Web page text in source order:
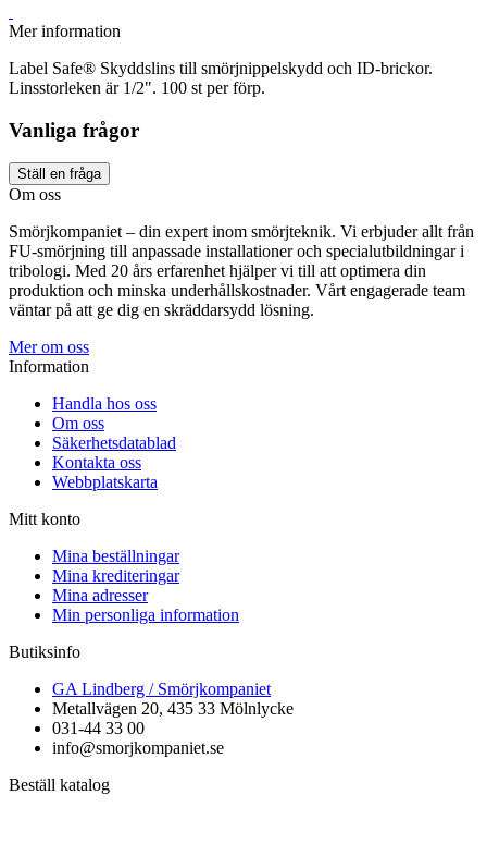
Mer information
Label Safe® Skyddslins till smörjnippelskydd och ID-brickor.
Linsstorleken är 1/2". 100 st per förp.
Vanliga frågor
Ställ en fråga
Om oss
Smörjkompaniet – din expert inom smörjteknik. Vi erbjuder allt från
FU-smörjning till anpassade installationer och specialutbildningar i
tribologi. Med 20 års erfarenhet hjälper vi till att optimera din
produktion och minska underhållskostnader. Vårt engagerade team
väntar på att ge dig en skräddarsydd lösning.
Mer om oss
Information
Handla hos oss
Om oss
Säkerhetsdatablad
Kontakta oss
Webbplatskarta
Mitt konto
Mina beställningar
Mina krediteringar
Mina adresser
Min personliga information
Butiksinfo
GA Lindberg / Smörjkompaniet
Metallvägen 20, 435 33 Mölnlycke
031-44 33 00
info@smorjkompaniet.se
Beställ katalog